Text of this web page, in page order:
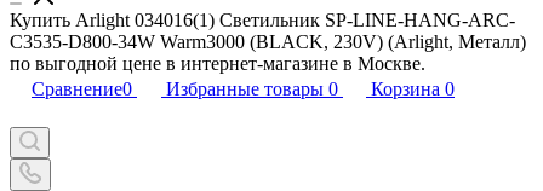
Купить Arlight 034016(1) Светильник SP-LINE-HANG-ARC-
C3535-D800-34W Warm3000 (BLACK, 230V) (Arlight, Металл)
по выгодной цене в интернет-магазине в Москве.
Сравнение0 Избранные товары 0 Корзина 0